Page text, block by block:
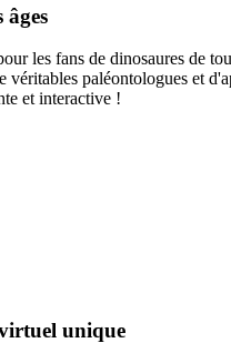
âges
les fans de dinosaures de
paléontologues et
et interactive !
unique